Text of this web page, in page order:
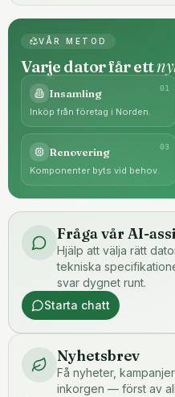
VÅR METOD
Varje dator får ett
01
Insamling
Inköp från företag i Norden.
03
Renovering
Komponenter byts vid behov.
Fråga vår AI-
Hjälp att välja rätt
tekniska
svar dygnet runt.
Starta chatt
Nyhetsbrev
Få nyheter,
inkorgen — först av